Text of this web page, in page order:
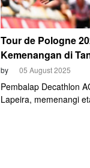
Tour de Pologne
Kemenangan di
by 05 August 2025
Pembalap Decathlon
Lapeira, memenangi